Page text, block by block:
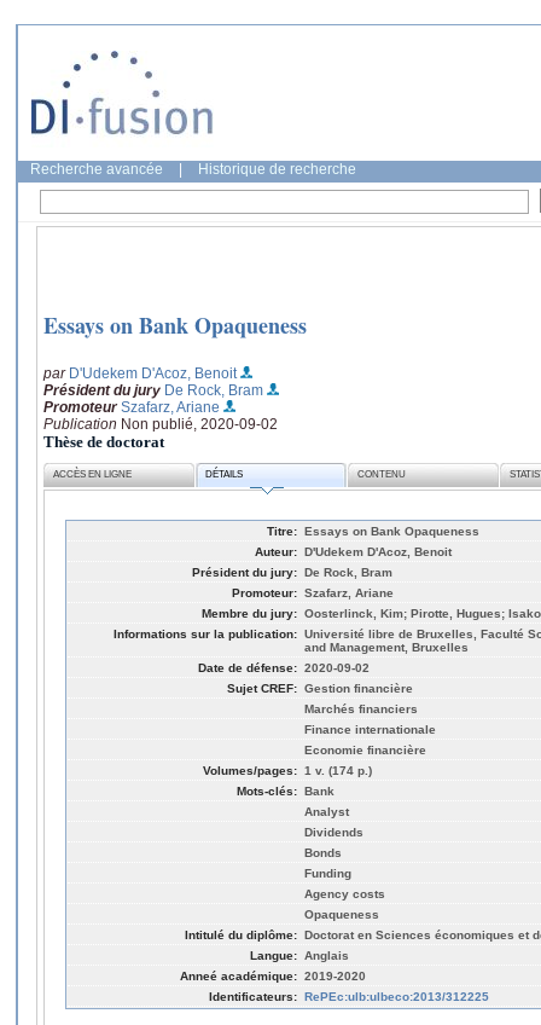
Recherche avancée Historique de recherche
Essays on Bank Opaqueness
par D'Udekem D'Acoz, Benoit
Président du jury De Rock, Bram
Promoteur Szafarz, Ariane
Publication Non publié, 2020-09-02
Thèse de doctorat
ACCÈS EN LIGNE DÉTAILS CONTENU
Titre: Essays on Bank Opaqueness
Auteur: D'Udekem D'Acoz, Benoit
Président du jury: De Rock, Bram
Promoteur: Szafarz, Ariane
Membre du jury: Oosterlinck, Kim; Pirotte, Hugues;
Informations sur la publication: Université libre de Bruxelles, Faculté
and Management, Bruxelles
Date de défense: 2020-09-02
Sujet CREF: Gestion financière
Marchés financiers
Finance internationale
Economie financière
Volumes/pages: 1 v. (174 p.)
Mots-clés: Bank
Analyst
Dividends
Bonds
Funding
Agency costs
Opaqueness
Intitulé du diplôme: Doctorat en Sciences économiques et
Langue: Anglais
Anneé académique: 2019-2020
Identificateurs: RePEc:ulb:ulbeco:2013/312225